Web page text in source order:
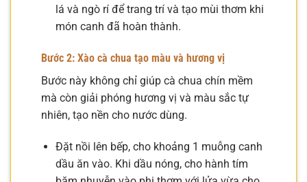
lá và ngò rí để trang trí và tạo mùi thơm khi
món canh đã hoàn thành.
Bước 2: Xào cà chua tạo màu và hương vị
Bước này không chỉ giúp cà chua chín mềm
mà còn giải phóng hương vị và màu sắc tự
nhiên, tạo nền cho nước dùng.
Đặt nồi lên bếp, cho khoảng 1 muỗng canh
dầu ăn vào. Khi dầu nóng, cho hành tím